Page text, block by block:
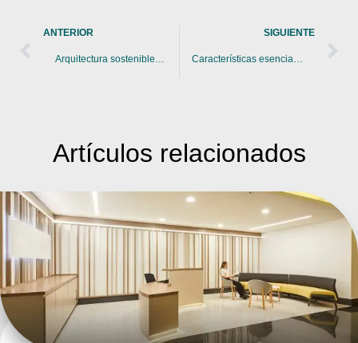
ANTERIOR
Arquitectura sostenible: Soluciones para enfrentar el cambio climático
SIGUIENTE
Características esenciales de una silla ergonómica para oficina
Artículos relacionados